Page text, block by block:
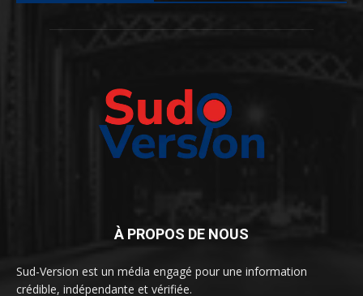
À PROPOS DE NOUS
Sud-Version est un média engagé pour une information
crédible, indépendante et vérifiée.